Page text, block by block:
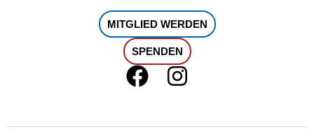
MITGLIED WERDEN
SPENDEN